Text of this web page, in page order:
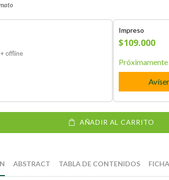
offline
Impreso
$109.000
Próximamente
AÑADIR AL CARRITO
ABSTRACT TABLA DE CONTENIDOS